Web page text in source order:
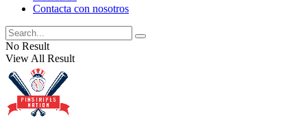
Contacta con nosotros
No Result
View All Result